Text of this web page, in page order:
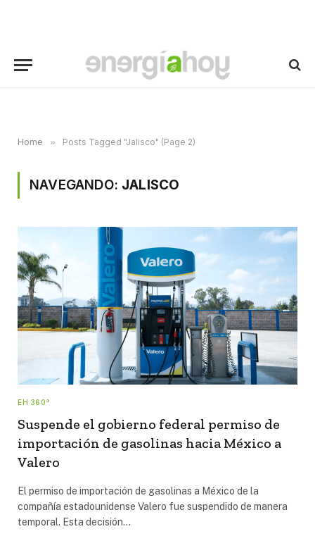
Home » Posts Tagged "Jalisco" (Page 2)
NAVEGANDO: JALISCO
EH 360°
Suspende el gobierno federal permiso de
importación de gasolinas hacia México a
Valero
El permiso de importación de gasolinas a México de la
compañía estadounidense Valero fue suspendido de manera
temporal. Esta decisión…